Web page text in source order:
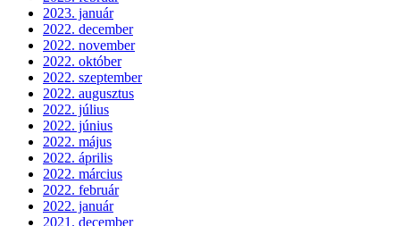
2023. január
2022. december
2022. november
2022. október
2022. szeptember
2022. augusztus
2022. július
2022. június
2022. május
2022. április
2022. március
2022. február
2022. január
2021. december